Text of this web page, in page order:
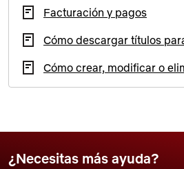
Facturación y pagos
Cómo descargar títulos
Cómo crear, modificar o
¿Necesitas más ayuda?